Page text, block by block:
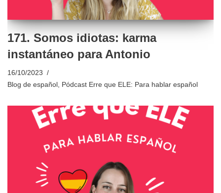
171. Somos idiotas: karma
instantáneo para Antonio
16/10/2023
Blog de español , Pódcast Erre que ELE: Para hablar español